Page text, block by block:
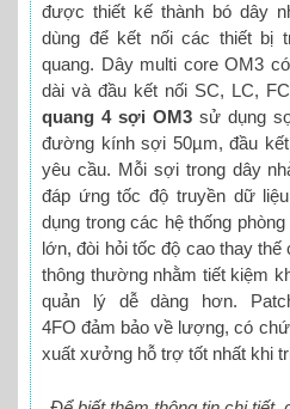
được thiết kế thành bó dây
dùng để kết nối các thiết bị
quang. Dây multi core OM3
dài và đầu kết nối SC, LC,
quang 4 sợi OM3 sử dụng
đường kính sợi 50µm, đầu
yêu cầu. Mỗi sợi trong dây
đáp ứng tốc độ truyền dữ
dụng trong các hệ thống
lớn, đòi hỏi tốc độ cao thay
thông thường nhằm tiết kiệm
quản lý dễ dàng hơn.
4FO đảm bảo về lượng, có
xuất xưởng hỗ trợ tốt nhất khi